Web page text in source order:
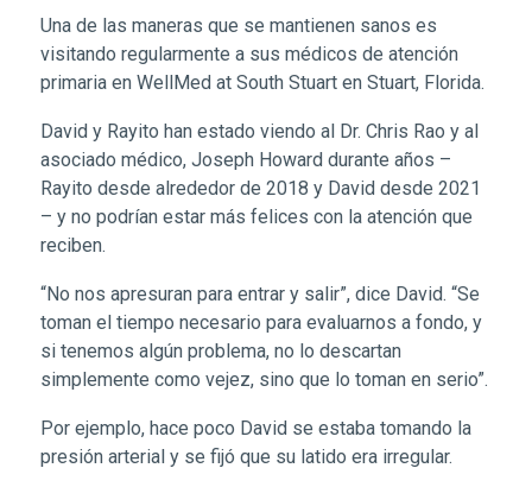
Una de las maneras que se mantienen sanos es
visitando regularmente a sus médicos de atención
primaria en WellMed at South Stuart en Stuart, Florida.
David y Rayito han estado viendo al Dr. Chris Rao y al
asociado médico, Joseph Howard durante años –
Rayito desde alrededor de 2018 y David desde 2021
– y no podrían estar más felices con la atención que
reciben.
“No nos apresuran para entrar y salir”, dice David. “Se
toman el tiempo necesario para evaluarnos a fondo, y
si tenemos algún problema, no lo descartan
simplemente como vejez, sino que lo toman en serio”.
Por ejemplo, hace poco David se estaba tomando la
presión arterial y se fijó que su latido era irregular.